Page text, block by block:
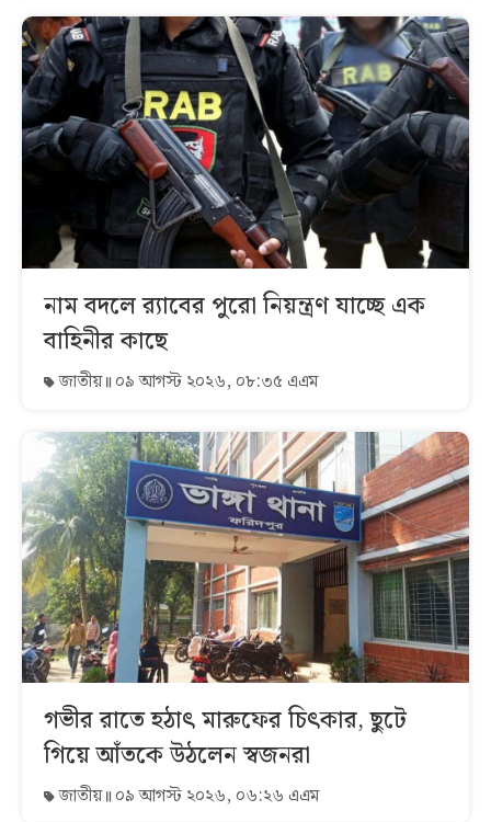
নাম বদলে র‌্যাবের পুরো নিয়ন্ত্রণ যাচ্ছে এক
বাহিনীর কাছে
জাতীয় ০৯ আগস্ট ২০২৬, ০৮:৩৫ এএম
গভীর রাতে হঠাৎ মারুফের চিৎকার, ছুটে
গিয়ে আঁতকে উঠলেন স্বজনরা
জাতীয় ০৯ আগস্ট ২০২৬, ০৬:২৬ এএম